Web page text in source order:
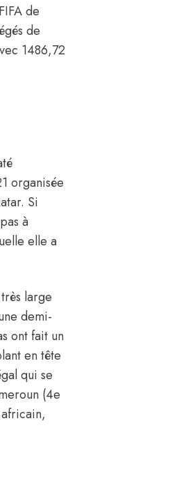
de
de
1486,72
organisée
Si
à
elle a
large
demi-
ont fait un
en tête
qui se
(4e